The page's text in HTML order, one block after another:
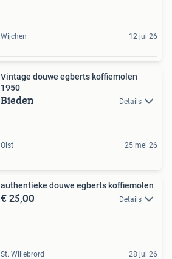
Wijchen 12 jul 26
Vintage douwe egberts koffiemolen
1950
Bieden Details
Olst 25 mei 26
authentieke douwe egberts koffiemolen
€ 25,00 Details
St. Willebrord 28 jul 26